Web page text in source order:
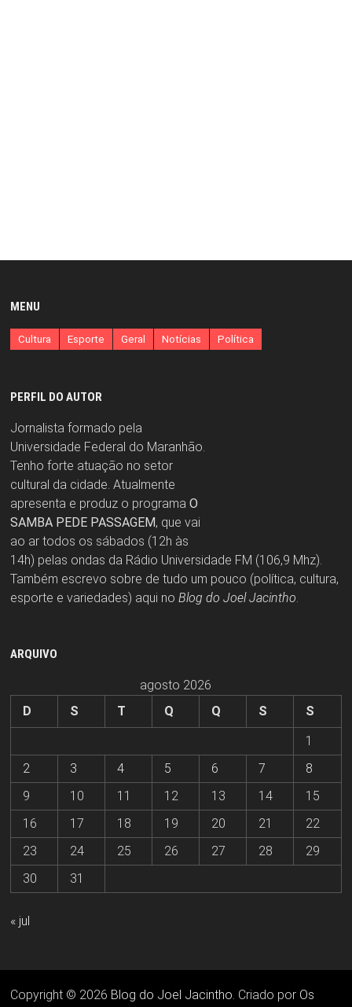
MENU
Cultura Esporte Geral Notícias Política
PERFIL DO AUTOR
Jornalista formado pela
Universidade Federal do Maranhão.
Tenho forte atuação no setor
cultural da cidade. Atualmente
apresenta e produz o programa O
SAMBA PEDE PASSAGEM, que vai
ao ar todos os sábados (12h às
14h) pelas ondas da Rádio Universidade FM (106,9 Mhz).
Também escrevo sobre de tudo um pouco (política, cultura,
esporte e variedades) aqui no Blog do Joel Jacintho
ARQUIVO
agosto 2026
D
S T Q Q S
S
1
2
3 4 5 6 7
8
9
10 11 12 13 14
15
16
17 18 19 20 21
22
23
24 25 26 27 28
29
30
31
« jul
Copyright © 2026 Blog do Joel Jacintho . Criado por Os